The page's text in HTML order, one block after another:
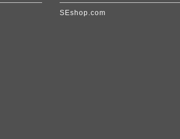
SEshop.com